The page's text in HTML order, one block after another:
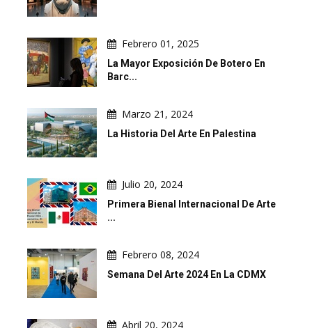
Febrero 01, 2025
La Mayor Exposición De Botero En
Barc...
Marzo 21, 2024
La Historia Del Arte En Palestina
Julio 20, 2024
Primera Bienal Internacional De Arte
...
Febrero 08, 2024
Semana Del Arte 2024 En La CDMX
Abril 20, 2024